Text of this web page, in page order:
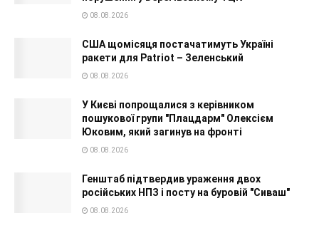
08.08.2026
США щомісяця постачатимуть Україні
ракети для Patriot – Зеленський
08.08.2026
У Києві попрощалися з керівником
пошукової групи "Плацдарм" Олексієм
Юковим, який загинув на фронті
08.08.2026
Генштаб підтвердив ураження двох
російських НПЗ і посту на буровій "Сиваш"
08.08.2026